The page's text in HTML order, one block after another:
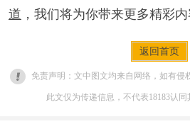
道 ，我们将为你带来更多精彩内
返回首页
免责声明：文中图文均来自网络，如有侵
此文仅为传递信息，不代表18183认同